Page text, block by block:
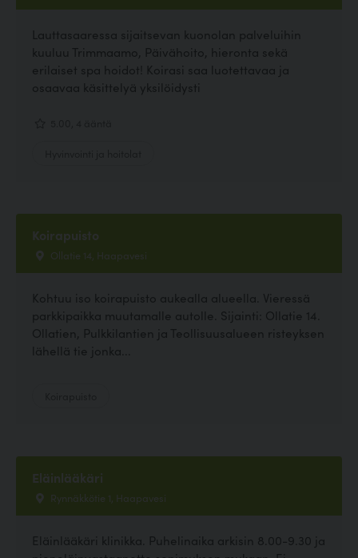
Lauttasaaressa sijaitsevan kuonolan palveluihin
kuuluu Trimmaamo, Päivähoito, hieronta sekä
erilaiset spa hoidot! Koirasi saa luotettavaa ja
osaavaa käsittelyä yksilöidysti
Koirapuisto
Ollatie 14, Haapavesi
Kohtuu iso koirapuisto aukealla alueella. Vieressä
parkkipaikka muutamalle autolle. Sijainti: Ollatie 14.
Ollatien, Pulkkilantien ja Teollisuusalueen risteyksen
lähellä tie jonka...
Eläinlääkäri
Rynnäkkötie 1, Haapavesi
Eläinlääkäri klinikka. Puhelinaika arkisin 8.00-9.30 ja